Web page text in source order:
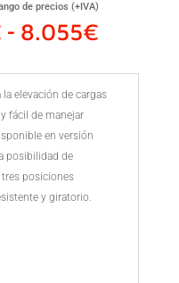
de precios (+IVA)
- 8.055€
desde
elevación de cargas
fácil de manejar
en versión
posibilidad de
posiciones
y giratorio.